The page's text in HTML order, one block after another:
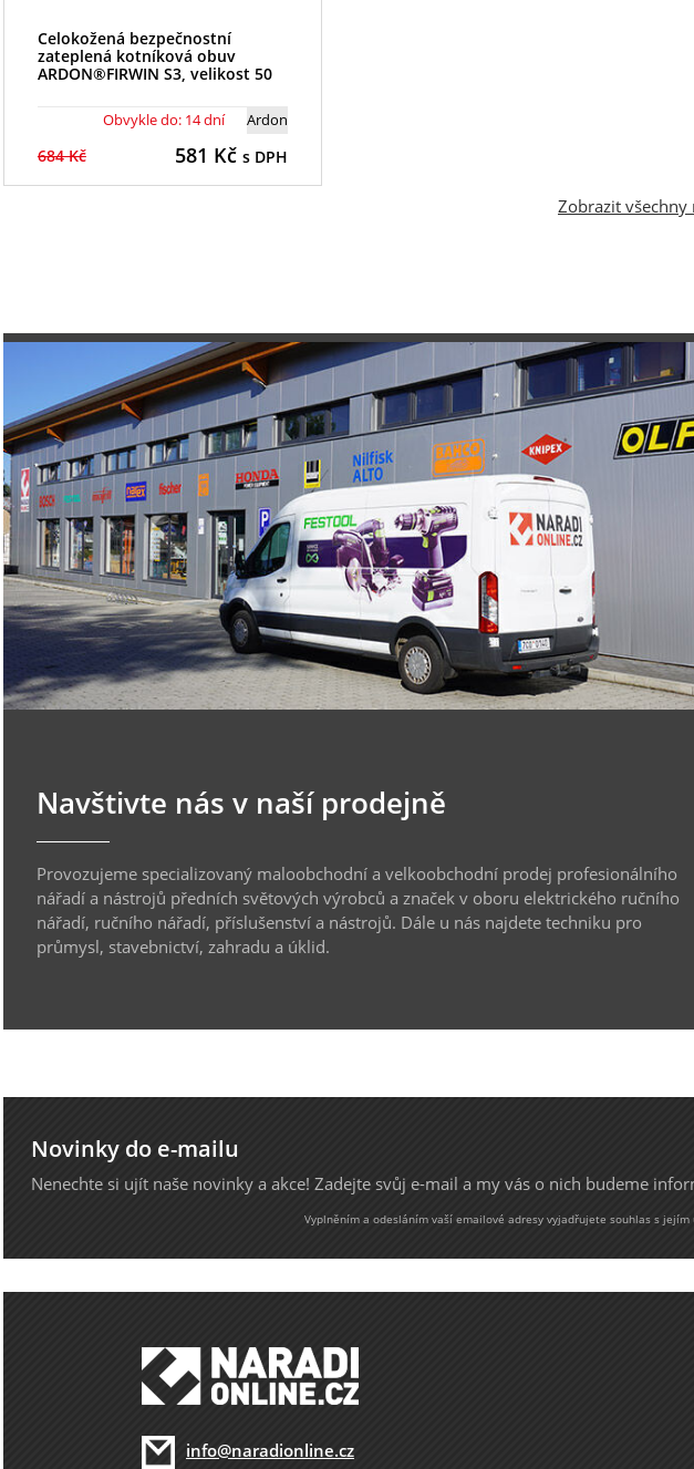
Celokožená bezpečnostní
zateplená kotníková obuv
ARDON®FIRWIN S3, velikost 50
Ardon
Obvykle do: 14 dní
684 Kč 581 Kč s DPH
Zobrazit
Navštivte nás v naší prodejně
Provozujeme specializovaný maloobchodní a velkoobchodní prodej profesionálního
nářadí a nástrojů předních světových výrobců a značek v oboru elektrického ručního
nářadí, ručního nářadí, příslušenství a nástrojů. Dále u nás najdete techniku pro
průmysl, stavebnictví, zahradu a úklid.
Novinky do e-mailu
Nenechte si ujít naše novinky a akce! Zadejte svůj e-mail a my vás o nich budeme
Vyplněním a odesláním vaší emailové adresy vyjadřujete souhlas s
info@naradionline.cz